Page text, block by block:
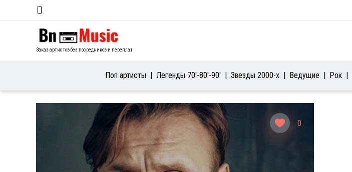
Заказ артистов без посредников и переплат
Поп артисты Легенды 70′-80′-90′ Звезды 2000-х Ведущие Рок
0